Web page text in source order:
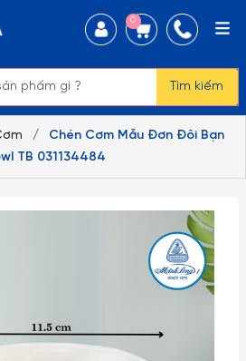
Tìm kiếm
0
/
Chén Cơm Mẫu Đơn Đôi Bạn
TB 031134484